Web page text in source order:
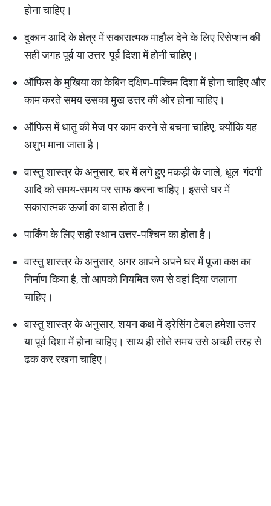
होना चाहिए।
दुकान आदि के क्षेत्र में सकारात्मक माहौल देने के लिए रिसेप्शन की
सही जगह पूर्व या उत्तर-पूर्व दिशा में होनी चाहिए।
ऑफिस के मुखिया का केबिन दक्षिण-पश्चिम दिशा में होना चाहिए और
काम करते समय उसका मुख उत्तर की ओर होना चाहिए।
ऑफिस में धातु की मेज पर काम करने से बचना चाहिए, क्योंकि यह
अशुभ माना जाता है।
वास्तु शास्त्र के अनुसार, घर में लगे हुए मकड़ी के जाले, धूल-गंदगी
आदि को समय-समय पर साफ करना चाहिए। इससे घर में
सकारात्मक ऊर्जा का वास होता है।
पार्किंग के लिए सही स्थान उत्तर-पश्चिन का होता है।
वास्तु शास्त्र के अनुसार, अगर आपने अपने घर में पूजा कक्ष का
निर्माण किया है, तो आपको नियमित रूप से वहां दिया जलाना
चाहिए।
वास्तु शास्त्र के अनुसार, शयन कक्ष में ड्रेसिंग टेबल हमेशा उत्तर
या पूर्व दिशा में होना चाहिए। साथ ही सोते समय उसे अच्छी तरह से
ढक कर रखना चाहिए।